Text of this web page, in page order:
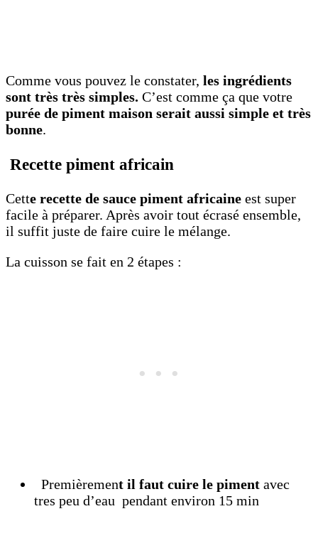
Comme vous pouvez le constater, les ingrédients
sont très très simples. C’est comme ça que votre
purée de piment maison serait aussi simple et très
bonne.
Recette piment africain
Cette recette de sauce piment africaine est super
facile à préparer. Après avoir tout écrasé ensemble,
il suffit juste de faire cuire le mélange.
La cuisson se fait en 2 étapes :
Premièrement il faut cuire le piment avec
tres peu d’eau pendant environ 15 min